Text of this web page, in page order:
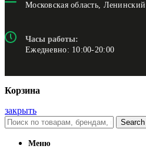
Московская область,
Часы работы:
Ежедневно: 10:00-20:00
Корзина
закрыть
Search
Меню